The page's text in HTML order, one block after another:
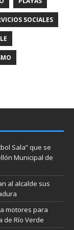
SOCIALES
Sala” que se
Municipal de
al alcalde sus
motores para
de Río Verde